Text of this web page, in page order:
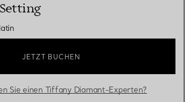
JETZT BUCHEN
Sie einen Tiffany Diamant-Experten?